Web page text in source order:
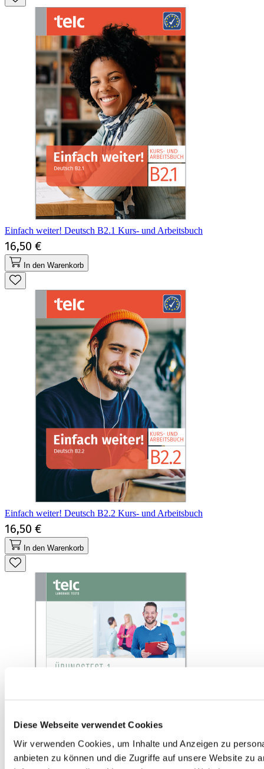
Diese Webseite verwendet Cookies
Wir verwenden Cookies, um Inhalte und Anzeigen zu
anbieten zu können und die Zugriffe auf unsere Website zu
Einfach weiter! Deutsch B2.1 Kurs- und Arbeitsbuch
16,50 €
In den Warenkorb
Einfach weiter! Deutsch B2.2 Kurs- und Arbeitsbuch
16,50 €
In den Warenkorb